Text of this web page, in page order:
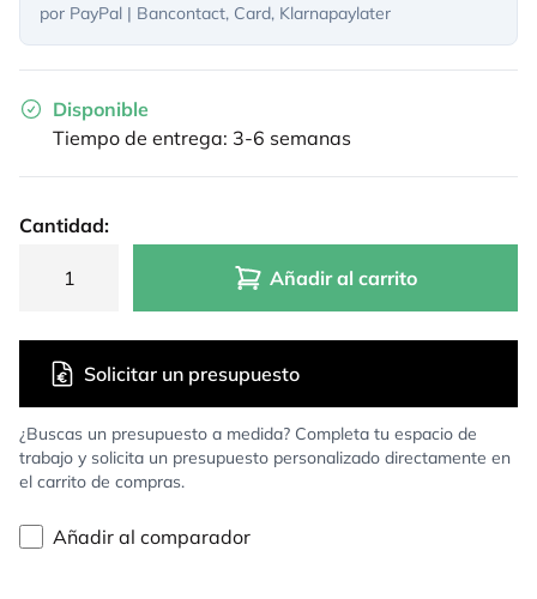
por PayPal | Bancontact, Card, Klarnapaylater
Disponible
Tiempo de entrega: 3-6 semanas
Cantidad:
Añadir al carrito
¿Buscas un presupuesto a medida? Completa tu espacio de
trabajo y solicita un presupuesto personalizado directamente en
el carrito de compras.
Solicitar un presupuesto
Añadir al comparador